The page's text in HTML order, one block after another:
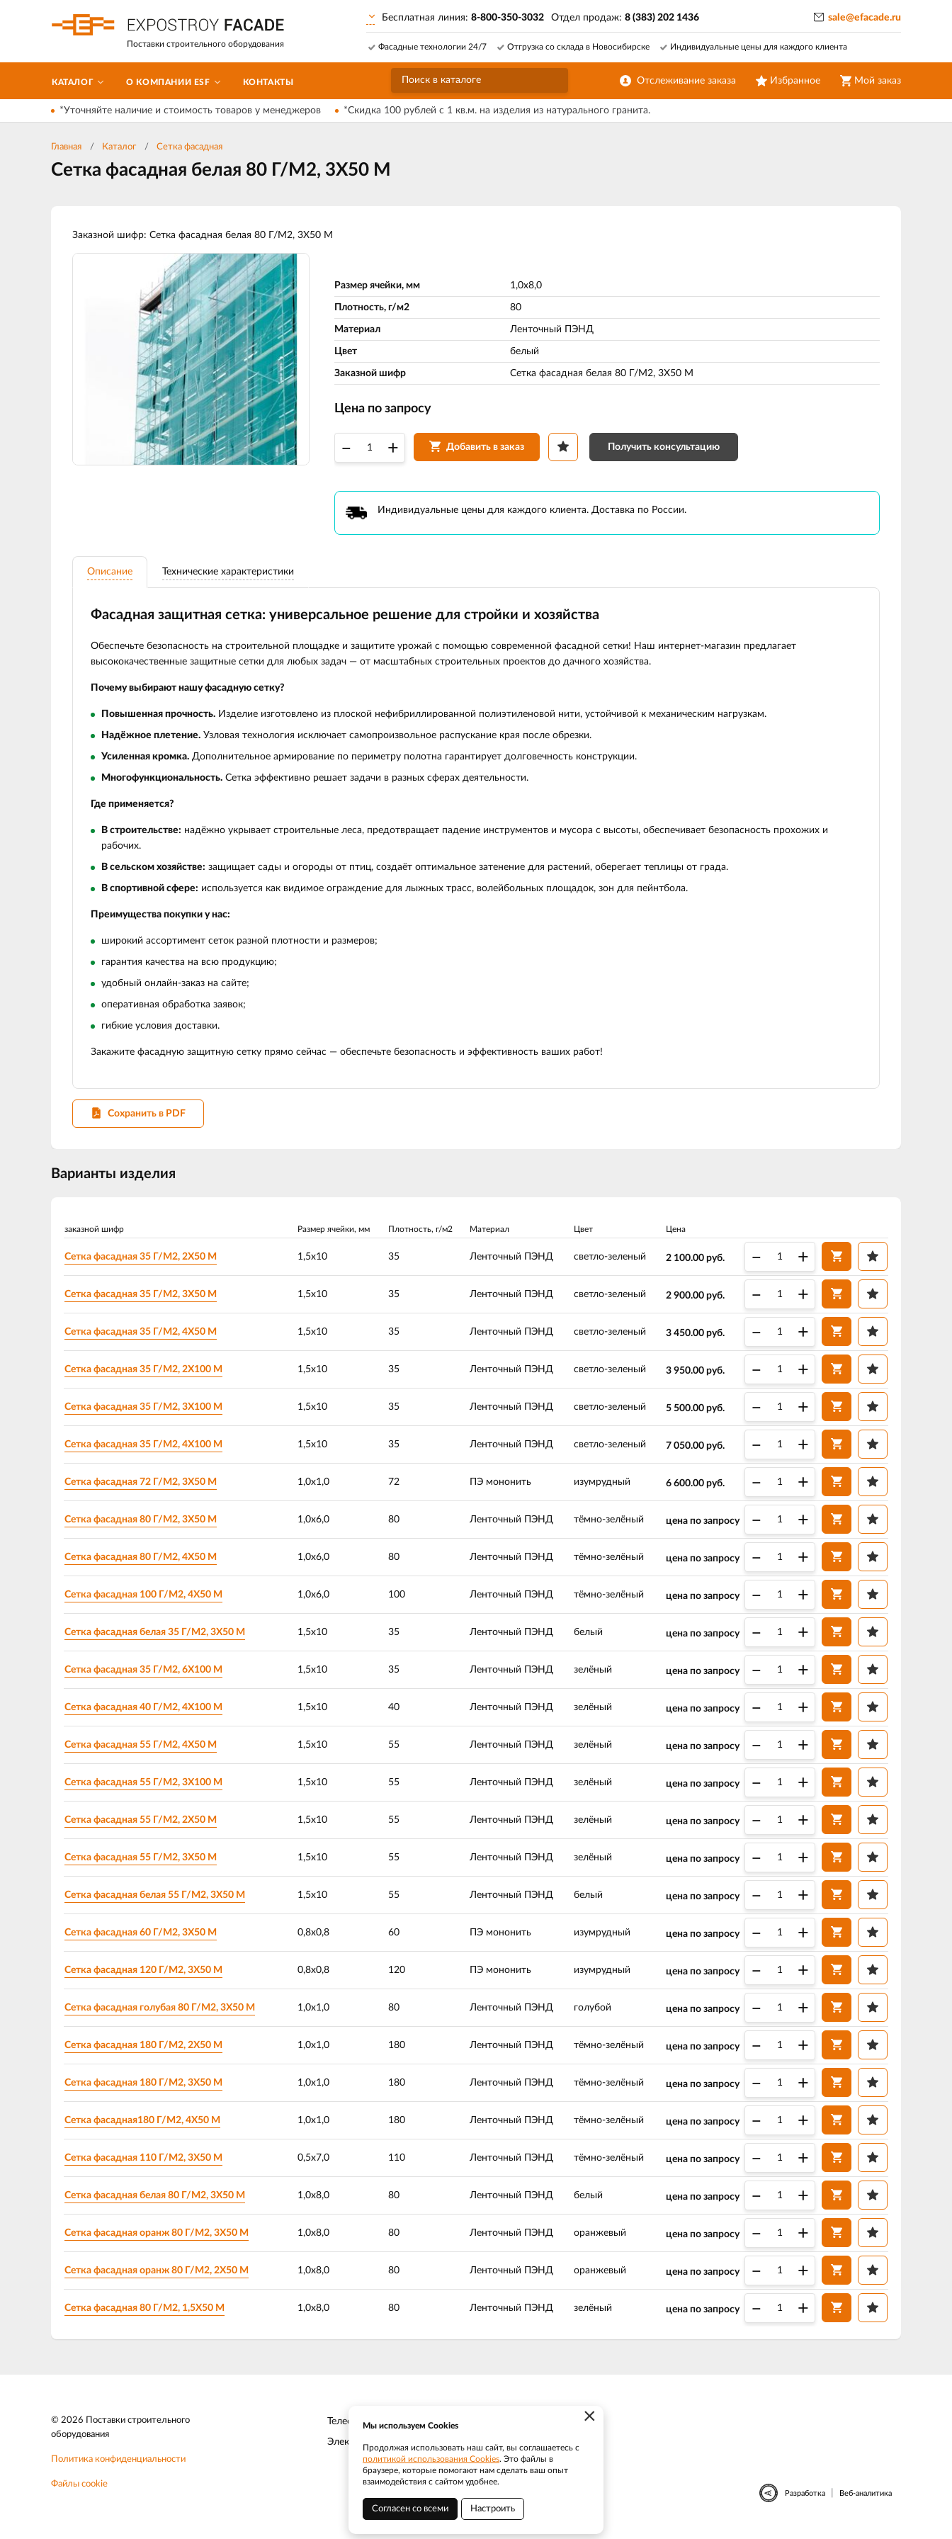
Поставки строительного оборудования
Бесплатная линия: 8-800-350-3032 Отдел продаж: 8 (383) 202 1436
Отслеживание заказа Избранное Мой заказ
Фасадные технологии 24/7 Отгрузка со склада в Новосибирске Индивидуальные цены для каждого клиента
КАТАЛОГ О КОМПАНИИ ESF КОНТАКТЫ
sale@efacade.ru
*Уточняйте наличие и стоимость товаров у менеджеров *Скидка 100 рублей с 1 кв.м. на изделия из натурального гранита.
Главная Каталог Сетка фасадная
Сетка фасадная белая 80 Г/М2, 3Х50 М
Заказной шифр: Сетка фасадная белая 80 Г/М2, 3Х50 М
Размер ячейки, мм 1,0х8,0
Плотность, г/м2 80
Материал Ленточный ПЭНД
Цвет белый
Заказной шифр Сетка фасадная белая 80 Г/М2, 3Х50 М
Цена по запросу
– + Добавить в заказ Получить консультацию
Индивидуальные цены для каждого клиента. Доставка по России.
Описание Технические характеристики
Фасадная защитная сетка: универсальное решение для стройки и хозяйства
Обеспечьте безопасность на строительной площадке и защитите урожай с помощью современной фасадной сетки! Наш интернет‑магазин предлагает
высококачественные защитные сетки для любых задач — от масштабных строительных проектов до дачного хозяйства.
Почему выбирают нашу фасадную сетку?
Повышенная прочность. Изделие изготовлено из плоской нефибриллированной полиэтиленовой нити, устойчивой к механическим нагрузкам.
Надёжное плетение. Узловая технология исключает самопроизвольное распускание края после обрезки.
Усиленная кромка. Дополнительное армирование по периметру полотна гарантирует долговечность конструкции.
Многофункциональность. Сетка эффективно решает задачи в разных сферах деятельности.
Где применяется?
В строительстве: надёжно укрывает строительные леса, предотвращает падение инструментов и мусора с высоты, обеспечивает безопасность прохожих и
рабочих.
В сельском хозяйстве: защищает сады и огороды от птиц, создаёт оптимальное затенение для растений, оберегает теплицы от града.
В спортивной сфере: используется как видимое ограждение для лыжных трасс, волейбольных площадок, зон для пейнтбола.
Преимущества покупки у нас:
широкий ассортимент сеток разной плотности и размеров;
гарантия качества на всю продукцию;
удобный онлайн‑заказ на сайте;
оперативная обработка заявок;
гибкие условия доставки.
Закажите фасадную защитную сетку прямо сейчас — обеспечьте безопасность и эффективность ваших работ!
Сохранить в PDF
Варианты изделия
заказной шифр Размер ячейки, мм Плотность, г/м2 Материал Цвет Цена
Сетка фасадная 35 Г/М2, 2Х50 М 1,5х10 35 Ленточный ПЭНД светло-зеленый 2 100.00 руб. – +
Сетка фасадная 35 Г/М2, 3Х50 М 1,5х10 35 Ленточный ПЭНД светло-зеленый 2 900.00 руб. – +
Сетка фасадная 35 Г/М2, 4Х50 М 1,5х10 35 Ленточный ПЭНД светло-зеленый 3 450.00 руб. – +
Сетка фасадная 35 Г/М2, 2Х100 М 1,5х10 35 Ленточный ПЭНД светло-зеленый 3 950.00 руб. – +
Сетка фасадная 35 Г/М2, 3Х100 М 1,5х10 35 Ленточный ПЭНД светло-зеленый 5 500.00 руб. – +
Сетка фасадная 35 Г/М2, 4Х100 М 1,5х10 35 Ленточный ПЭНД светло-зеленый 7 050.00 руб. – +
Сетка фасадная 72 Г/М2, 3Х50 М 1,0х1,0 72 ПЭ мононить изумрудный 6 600.00 руб. – +
Сетка фасадная 80 Г/М2, 3Х50 М 1,0х6,0 80 Ленточный ПЭНД тёмно-зелёный цена по запросу – +
Сетка фасадная 80 Г/М2, 4Х50 М 1,0х6,0 80 Ленточный ПЭНД тёмно-зелёный цена по запросу – +
Сетка фасадная 100 Г/М2, 4Х50 М 1,0х6,0 100 Ленточный ПЭНД тёмно-зелёный цена по запросу – +
Сетка фасадная белая 35 Г/М2, 3Х50 М 1,5х10 35 Ленточный ПЭНД белый цена по запросу – +
Сетка фасадная 35 Г/М2, 6Х100 М 1,5х10 35 Ленточный ПЭНД зелёный цена по запросу – +
Сетка фасадная 40 Г/М2, 4Х100 М 1,5х10 40 Ленточный ПЭНД зелёный цена по запросу – +
Сетка фасадная 55 Г/М2, 4Х50 М 1,5х10 55 Ленточный ПЭНД зелёный цена по запросу – +
Сетка фасадная 55 Г/М2, 3Х100 М 1,5х10 55 Ленточный ПЭНД зелёный цена по запросу – +
Сетка фасадная 55 Г/М2, 2Х50 М 1,5х10 55 Ленточный ПЭНД зелёный цена по запросу – +
Сетка фасадная 55 Г/М2, 3Х50 М 1,5х10 55 Ленточный ПЭНД зелёный цена по запросу – +
Сетка фасадная белая 55 Г/М2, 3Х50 М 1,5х10 55 Ленточный ПЭНД белый цена по запросу – +
Сетка фасадная 60 Г/М2, 3Х50 М 0,8х0,8 60 ПЭ мононить изумрудный цена по запросу – +
Сетка фасадная 120 Г/М2, 3Х50 М 0,8х0,8 120 ПЭ мононить изумрудный цена по запросу – +
Сетка фасадная голубая 80 Г/М2, 3Х50 М 1,0х1,0 80 Ленточный ПЭНД голубой цена по запросу – +
Сетка фасадная 180 Г/М2, 2Х50 М 1,0х1,0 180 Ленточный ПЭНД тёмно-зелёный цена по запросу – +
Сетка фасадная 180 Г/М2, 3Х50 М 1,0х1,0 180 Ленточный ПЭНД тёмно-зелёный цена по запросу – +
Сетка фасадная180 Г/М2, 4Х50 М 1,0х1,0 180 Ленточный ПЭНД тёмно-зелёный цена по запросу – +
Сетка фасадная 110 Г/М2, 3Х50 М 0,5х7,0 110 Ленточный ПЭНД тёмно-зелёный цена по запросу – +
Сетка фасадная белая 80 Г/М2, 3Х50 М 1,0х8,0 80 Ленточный ПЭНД белый цена по запросу – +
Сетка фасадная оранж 80 Г/М2, 3Х50 М 1,0х8,0 80 Ленточный ПЭНД оранжевый цена по запросу – +
Сетка фасадная оранж 80 Г/М2, 2Х50 М 1,0х8,0 80 Ленточный ПЭНД оранжевый цена по запросу – +
Сетка фасадная 80 Г/М2, 1,5Х50 М 1,0х8,0 80 Ленточный ПЭНД зелёный цена по запросу – +
© 2026 Поставки строительного
оборудования
Политика конфиденциальности
Файлы cookie
Телефон:8 (383) 202 1436
Электронная почта:
Разработка Веб-аналитика
×
Мы используем Cookies
Продолжая использовать наш сайт, вы соглашаетесь с
политикой использования Cookies. Это файлы в
браузере, которые помогают нам сделать ваш опыт
взаимодействия с сайтом удобнее.
Согласен со всеми Настроить